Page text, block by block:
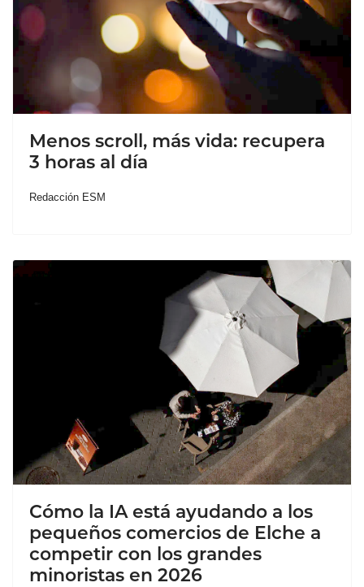
Menos scroll, más vida: recupera
3 horas al día
Redacción ESM
Cómo la IA está ayudando a los
pequeños comercios de Elche a
competir con los grandes
minoristas en 2026